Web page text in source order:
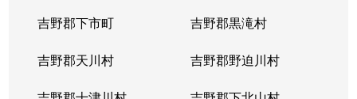
吉野郡下市町 吉野郡黒滝村
吉野郡天川村 吉野郡野迫川村